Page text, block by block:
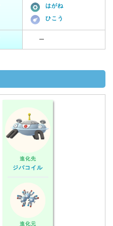
はがね
ひこう
ー
進化先
ジバコイル
進化元